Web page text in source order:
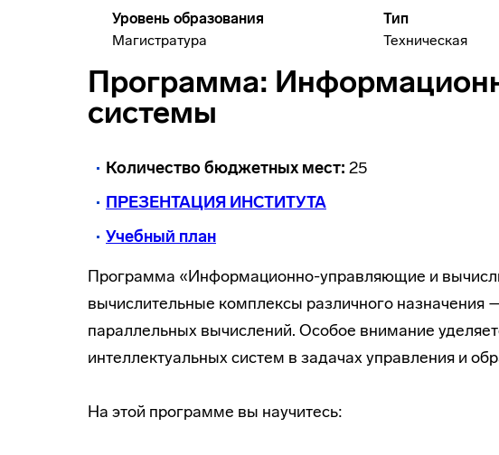
Уровень образования
Магистратура
Тип
Техническая
Программа:
системы
Количество бюджетных мест: 25
ПРЕЗЕНТАЦИЯ ИНСТИТУТА
Учебный план
Программа «Информационно-управляющие и
вычислительные комплексы различного назначения
параллельных вычислений. Особое внимание
интеллектуальных систем в задачах управления и
На этой программе вы научитесь: